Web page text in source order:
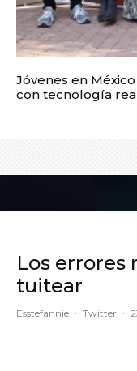
Jóvenes en
con tecnología
Los errores
tuitear
Esstefannie · Twitter ·